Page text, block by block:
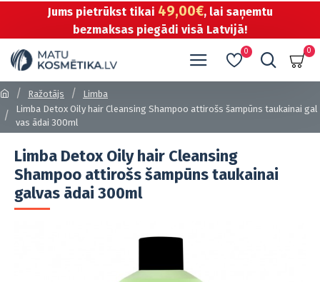
Jums pietrūkst tikai 49,00€, lai saņemtu
bezmaksas piegādi visā Latvijā!
0 0
Ražotājs
Limba
Limba Detox Oily hair Cleansing Shampoo attirošs šampūns taukainai gal
vas ādai 300ml
Limba Detox Oily hair Cleansing
Shampoo attirošs šampūns taukainai
galvas ādai 300ml